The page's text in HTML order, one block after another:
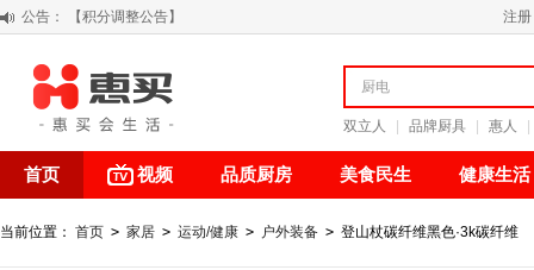
公告：
阳春三月 惠买带你感受第一颗黄果柑的清新甘甜
【公告】防诈骗提醒
【积分调整公告】
注册
双立人 品牌厨具 惠人
首页 视频 品质厨房 美食民生 健康生活
当前位置： 首页 > 家居 > 运动/健康 > 户外装备 > 登山杖碳纤维黑色·3k碳纤维